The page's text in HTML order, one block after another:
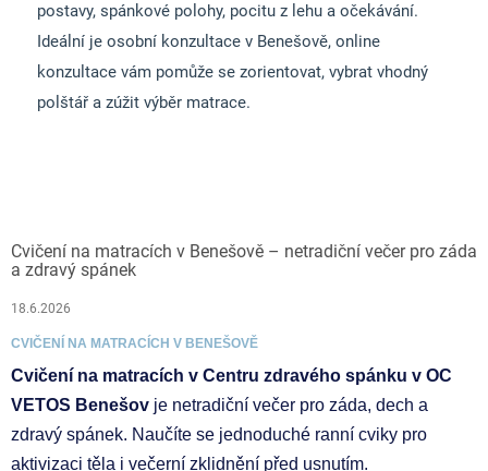
postavy, spánkové polohy, pocitu z lehu a očekávání.
Ideální je osobní konzultace v Benešově, online
konzultace vám pomůže se zorientovat, vybrat vhodný
polštář a zúžit výběr matrace.
Cvičení na matracích v Benešově – netradiční večer pro záda
a zdravý spánek
18.6.2026
CVIČENÍ NA MATRACÍCH V BENEŠOVĚ
Cvičení na matracích v Centru zdravého spánku v OC
VETOS Benešov je netradiční večer pro záda, dech a
zdravý spánek. Naučíte se jednoduché ranní cviky pro
aktivizaci těla i večerní zklidnění před usnutím.